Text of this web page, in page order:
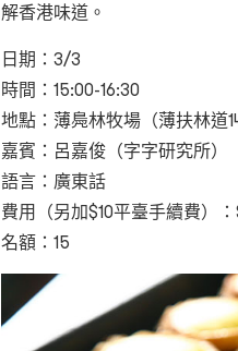
解香港味道。
日期： 3/3
時間： 15:00-16:30
地點：薄鳧林牧場（薄扶林道
嘉賓：呂嘉俊（字字研究所）
語言：廣東話
費用（另加$10平臺手續費）：
名額： 15